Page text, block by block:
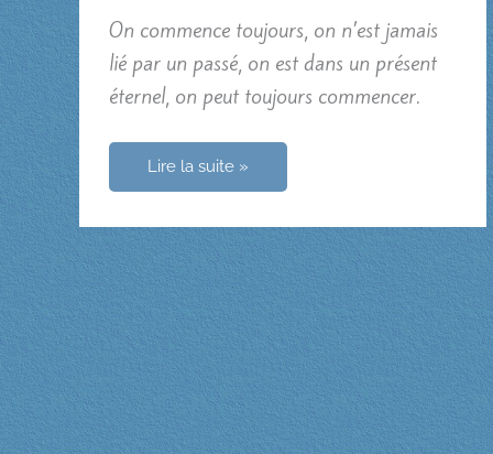
On commence toujours, on n’est jamais
lié par un passé, on est dans un présent
éternel, on peut toujours commencer.
Quelques
à
de
la
miséricorde
divine
Lire la suite »